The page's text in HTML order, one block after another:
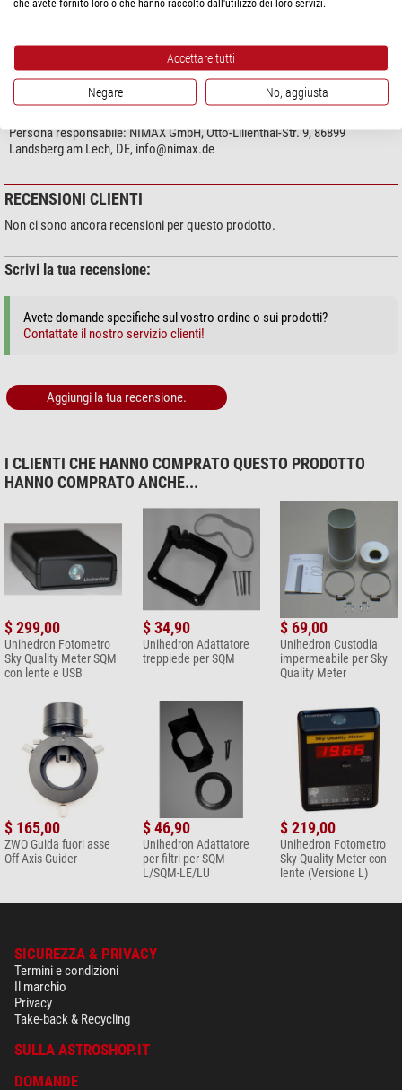
SICUREZZA DEL PRODOTTO
Produttore:Unihedron, 4 Lawrence Ave., L3M 2L9 Grimsby, Ontario, CA,
Persona responsabile:NIMAX GmbH, Otto-Lilienthal-Str. 9, 86899
Landsberg am Lech, DE, info@nimax.de
RECENSIONI CLIENTI
Non ci sono ancora recensioni per questo prodotto.
Scrivi la tua recensione:
Avete domande specifiche sul vostro ordine o sui prodotti?
Contattate il nostro servizio clienti!
Aggiungi la tua recensione.
I CLIENTI CHE HANNO COMPRATO QUESTO PRODOTTO
HANNO COMPRATO ANCHE...
$ 299,00
Unihedron Fotometro
Sky Quality Meter SQM
con lente e USB
$ 34,90
Unihedron Adattatore
treppiede per SQM
$ 69,00
Unihedron Custodia
impermeabile per Sky
Quality Meter
$ 165,00
ZWO Guida fuori asse
Off-Axis-Guider
$ 46,90
Unihedron Adattatore
per filtri per SQM-
L/SQM-LE/LU
$ 219,00
Unihedron Fotometro
Sky Quality Meter con
lente (Versione L)
SICUREZZA & PRIVACY
Termini e condizioni
Il marchio
Privacy
Take-back & Recycling
SULLA ASTROSHOP.IT
DOMANDE
che avete fornito loro o che hanno raccolto dall'utilizzo dei loro servizi.
Accettare tutti
Negare No, aggiusta